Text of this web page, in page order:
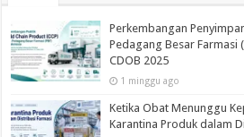
Perkembangan
Pedagang Besar Farmasi
CDOB 2025
1 minggu ago
Ketika Obat Menunggu
Karantina Produk dalam